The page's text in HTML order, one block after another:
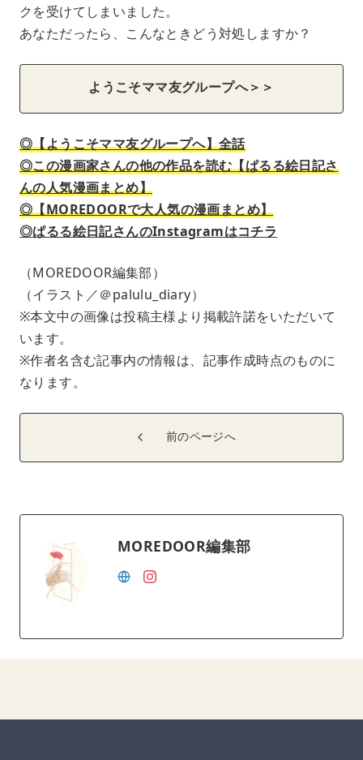
クを受けてしまいました。
あなただったら、こんなときどう対処しますか？
ようこそママ友グループへ＞＞
◎【ようこそママ友グループへ】全話
◎この漫画家さんの他の作品を読む【ぱるる絵日記さ
んの人気漫画まとめ】
◎【MOREDOORで大人気の漫画まとめ】
◎ぱるる絵日記さんのInstagramはコチラ
（MOREDOOR編集部）
（イラスト／＠palulu_diary）
※本文中の画像は投稿主様より掲載許諾をいただいて
います。
※作者名含む記事内の情報は、記事作成時点のものに
なります。
前のページへ
MOREDOOR編集部